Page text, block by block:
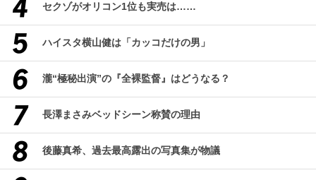
セクゾがオリコン1位も実売は……
ハイスタ横山健は「カッコだけの男」
瀧“極秘出演”の『全裸監督』はどうなる？
長澤まさみベッドシーン称賛の理由
後藤真希、過去最高露出の写真集が物議